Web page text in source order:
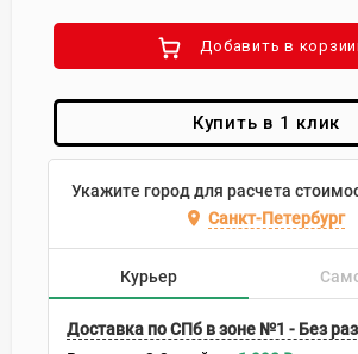
Добавить в
Купить в 1 клик
Укажите город для расчета
Санкт-Петербург
Курьер
Доставка по СПб в зоне №1 - Без